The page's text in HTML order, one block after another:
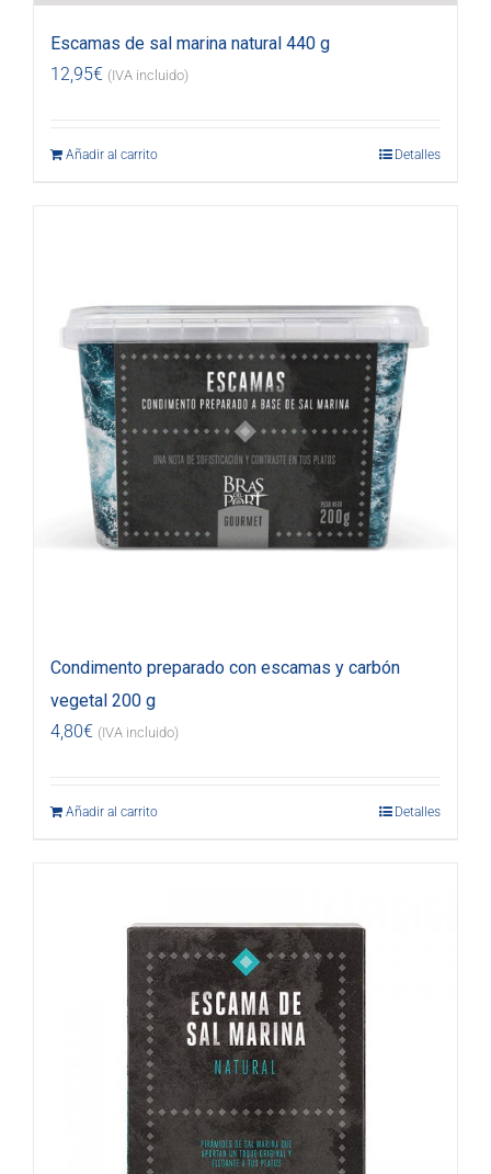
Escamas de sal marina natural 440 g
12,95€ (IVA incluido)
Añadir al carrito Detalles
Condimento preparado con escamas y carbón
vegetal 200 g
4,80€ (IVA incluido)
Añadir al carrito Detalles